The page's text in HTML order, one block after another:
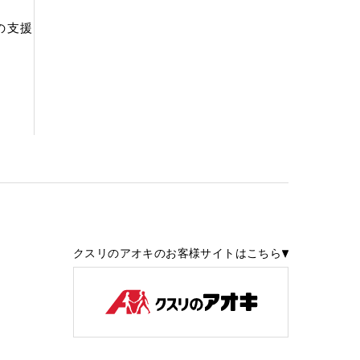
支援
クスリのアオキのお客様サイトはこちら